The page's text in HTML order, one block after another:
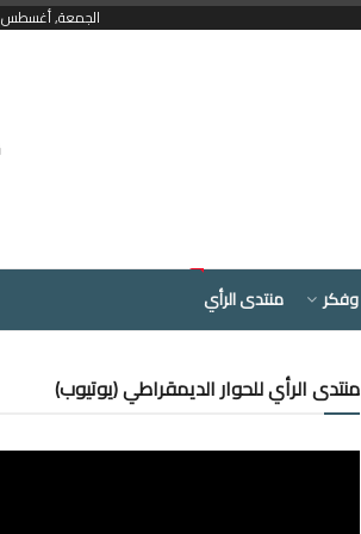
الجمعة, أغسطس 7, 2026
منتدى الرأي
منتدى الرأي للحوار الديمقراطي (يوتيوب)